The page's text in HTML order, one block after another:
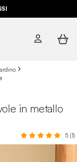
in metallo
5 (1)